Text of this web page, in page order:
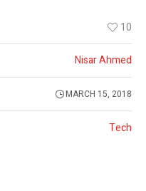
10
Nisar Ahmed
MARCH 15, 2018
Tech